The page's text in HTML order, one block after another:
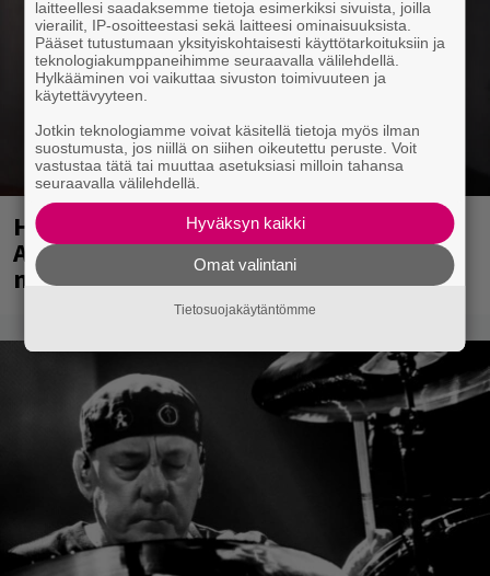
Huomenna se ilmestyy – CMX:stä tutun
A.W. Yrjänän uutuusalbumi om
mammuttimainen kokonaisuus
laitteellesi saadaksemme tietoja esimerkiksi sivuista, joilla
vierailit, IP-osoitteestasi sekä laitteesi ominaisuuksista.
Pääset tutustumaan yksityiskohtaisesti käyttötarkoituksiin ja
teknologiakumppaneihimme seuraavalla välilehdellä.
Hylkääminen voi vaikuttaa sivuston toimivuuteen ja
käytettävyyteen.
Jotkin teknologiamme voivat käsitellä tietoja myös ilman
suostumusta, jos niillä on siihen oikeutettu peruste. Voit
vastustaa tätä tai muuttaa asetuksiasi milloin tahansa
seuraavalla välilehdellä.
Hyväksyn kaikki
Omat valintani
Tietosuojakäytäntömme